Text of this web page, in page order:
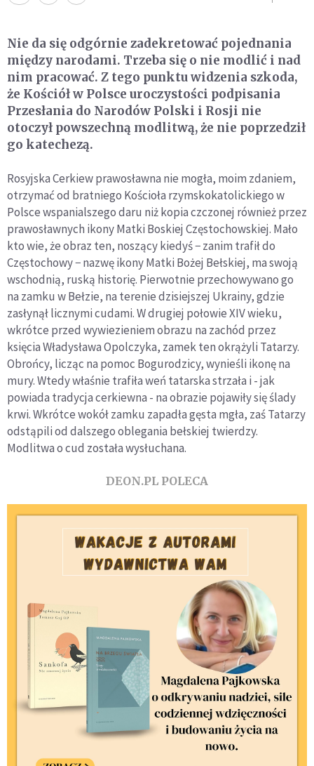
Nie da się odgórnie zadekretować pojednania
między narodami. Trzeba się o nie modlić i nad
nim pracować. Z tego punktu widzenia szkoda,
że Kościół w Polsce uroczystości podpisania
Przesłania do Narodów Polski i Rosji nie
otoczył powszechną modlitwą, że nie poprzedził
go katechezą.
Rosyjska Cerkiew prawosławna nie mogła, moim zdaniem,
otrzymać od bratniego Kościoła rzymskokatolickiego w
Polsce wspanialszego daru niż kopia czczonej również przez
prawosławnych ikony Matki Boskiej Częstochowskiej. Mało
kto wie, że obraz ten, noszący kiedyś − zanim trafił do
Częstochowy − nazwę ikony Matki Bożej Bełskiej, ma swoją
wschodnią, ruską historię. Pierwotnie przechowywano go
na zamku w Bełzie, na terenie dzisiejszej Ukrainy, gdzie
zasłynął licznymi cudami. W drugiej połowie XIV wieku,
wkrótce przed wywiezieniem obrazu na zachód przez
księcia Władysława Opolczyka, zamek ten okrążyli Tatarzy.
Obrońcy, licząc na pomoc Bogurodzicy, wynieśli ikonę na
mury. Wtedy właśnie trafiła weń tatarska strzała i - jak
powiada tradycja cerkiewna - na obrazie pojawiły się ślady
krwi. Wkrótce wokół zamku zapadła gęsta mgła, zaś Tatarzy
odstąpili od dalszego oblegania bełskiej twierdzy.
Modlitwa o cud została wysłuchana.
DEON.PL POLECA